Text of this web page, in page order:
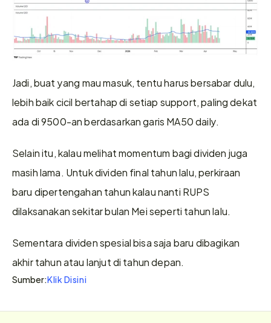
Jadi, buat yang mau masuk, tentu harus bersabar dulu,
lebih baik cicil bertahap di setiap support, paling dekat
ada di 9500-an berdasarkan garis MA50 daily.
Selain itu, kalau melihat momentum bagi dividen juga
masih lama. Untuk dividen final tahun lalu, perkiraan
baru dipertengahan tahun kalau nanti RUPS
dilaksanakan sekitar bulan Mei seperti tahun lalu.
Sementara dividen spesial bisa saja baru dibagikan
akhir tahun atau lanjut di tahun depan.
Sumber:Klik Disini